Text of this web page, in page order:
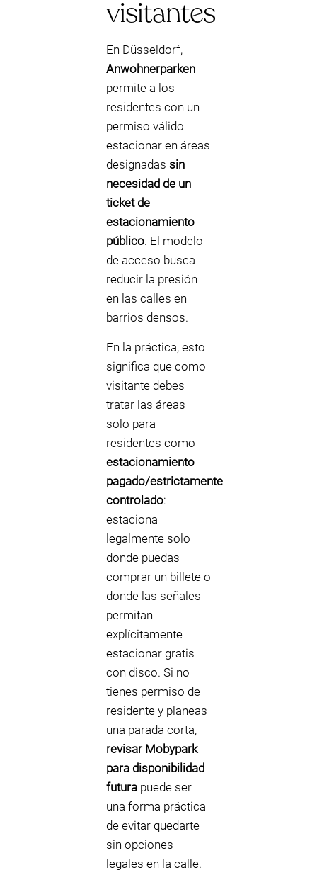
visitantes
En Düsseldorf,
Anwohnerparken
permite a los
residentes con un
permiso válido
estacionar en áreas
designadas sin
necesidad de un
ticket de
estacionamiento
público. El modelo
de acceso busca
reducir la presión
en las calles en
barrios densos.
En la práctica, esto
significa que como
visitante debes
tratar las áreas
solo para
residentes como
estacionamiento
pagado/estrictamente
controlado:
estaciona
legalmente solo
donde puedas
comprar un billete o
donde las señales
permitan
explícitamente
estacionar gratis
con disco. Si no
tienes permiso de
residente y planeas
una parada corta,
revisar Mobypark
para disponibilidad
futura puede ser
una forma práctica
de evitar quedarte
sin opciones
legales en la calle.